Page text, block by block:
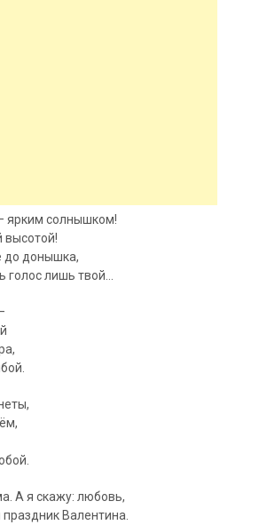
ярким солнышком!
высотой!
до донышка,
лишь твой…
А я скажу: любовь,
Валентина.